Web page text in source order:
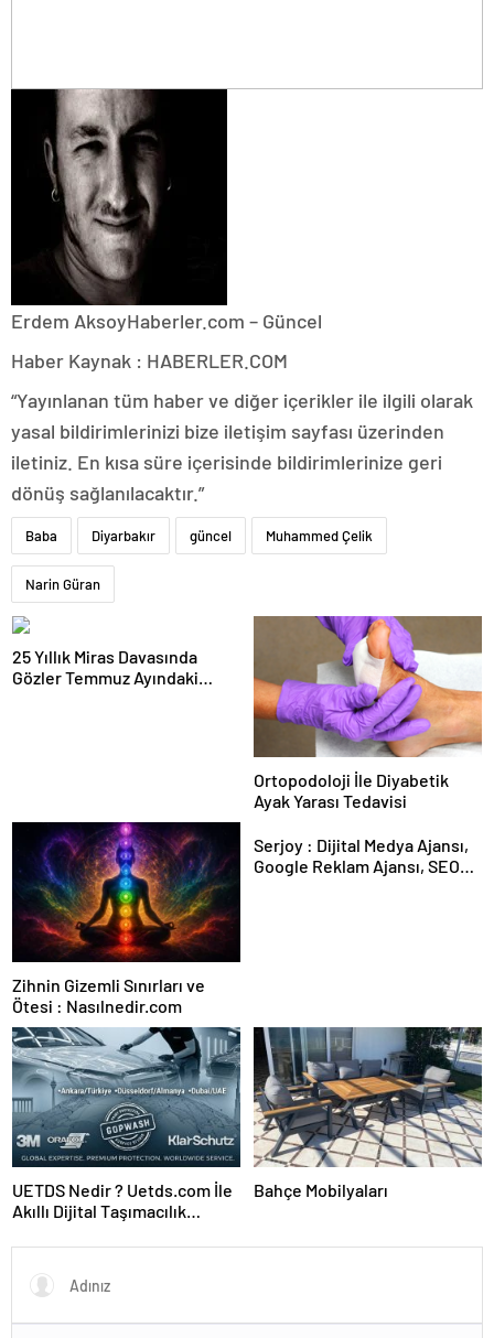
Erdem AksoyHaberler.com – Güncel
Haber Kaynak : HABERLER.COM
“Yayınlanan tüm haber ve diğer içerikler ile ilgili olarak
yasal bildirimlerinizi bize iletişim sayfası üzerinden
iletiniz. En kısa süre içerisinde bildirimlerinize geri
dönüş sağlanılacaktır.”
Baba Diyarbakır güncel Muhammed Çelik
Narin Güran
25 Yıllık Miras Davasında
Gözler Temmuz Ayındaki
Ortopodoloji İle Diyabetik
Ayak Yarası Tedavisi
Zihnin Gizemli Sınırları ve
Ötesi : Nasılnedir.com
Serjoy : Dijital Medya Ajansı,
Google Reklam Ajansı, SEO
UETDS Nedir ? Uetds.com İle
Akıllı Dijital Taşımacılık
Bahçe Mobilyaları